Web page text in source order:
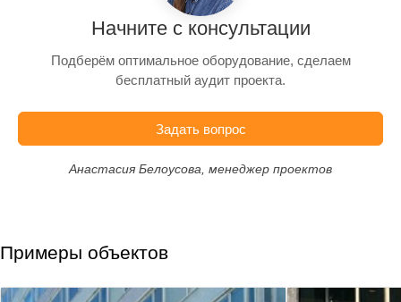
Начните с консультации
Подберём оптимальное оборудование, сделаем
бесплатный аудит проекта.
Задать вопрос
Анастасия Белоусова, менеджер проектов
Примеры объектов